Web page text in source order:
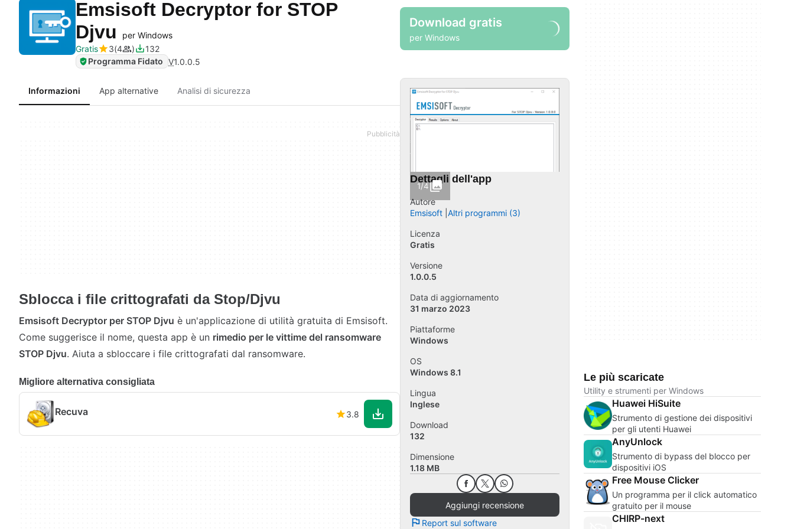
Emsisoft Decryptor for STOP
Djvu
per Windows
Gratis
3 4
132
Programma Fidato V1.0.0.5
Download gratis
per Windows
Informazioni App alternative Analisi di sicurezza
Sblocca i file crittografati da Stop/Djvu
Emsisoft Decryptor per STOP Djvu è un'applicazione di utilità gratuita di Emsisoft.
Come suggerisce il nome, questa app è un rimedio per le vittime del ransomware
STOP Djvu. Aiuta a sbloccare i file crittografati dal ransomware.
Migliore alternativa consigliata
Recuva 3.8
1/4
Dettagli dell'app
Autore
Emsisoft Altri programmi (3)
Licenza
Gratis
Versione
1.0.0.5
Data di aggiornamento
31 marzo 2023
Piattaforme
Windows
OS
Windows 8.1
Lingua
Inglese
Download
132
Dimensione
1.18 MB
Aggiungi recensione
Report sul software
Le più scaricate
Utility e strumenti per Windows
Huawei HiSuite
Strumento di gestione dei dispositivi
per gli utenti Huawei
AnyUnlock
Strumento di bypass del blocco per
dispositivi iOS
Free Mouse Clicker
Un programma per il click automatico
gratuito per il mouse
CHIRP-next